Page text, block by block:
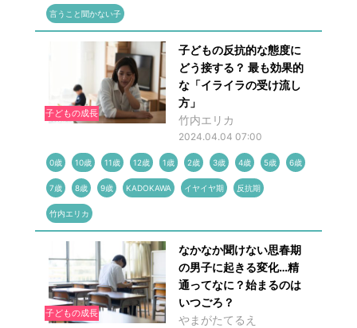
言うこと聞かない子
子どもの成長
子どもの反抗的な態度に
どう接する？ 最も効果的
な「イライラの受け流し
方」
竹内エリカ
2024.04.04 07:00
0歳 10歳 11歳 12歳 1歳 2歳 3歳 4歳 5歳 6歳
7歳 8歳 9歳 KADOKAWA イヤイヤ期 反抗期
竹内エリカ
子どもの成長
なかなか聞けない思春期
の男子に起きる変化…精
通ってなに？始まるのは
いつごろ？
やまがたてるえ